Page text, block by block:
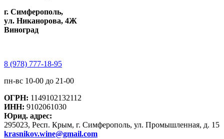
г. Симферополь,
ул. Никанорова, 4Ж
Виноград
8 (978) 777-18-95
пн-вс 10-00 до 21-00
ОГРН: 1149102132112
ИНН: 9102061030
Юрид. адрес:
295023, Респ. Крым, г. Симферополь, ул. Промышленная, д. 15
krasnikov.wine@gmail.com